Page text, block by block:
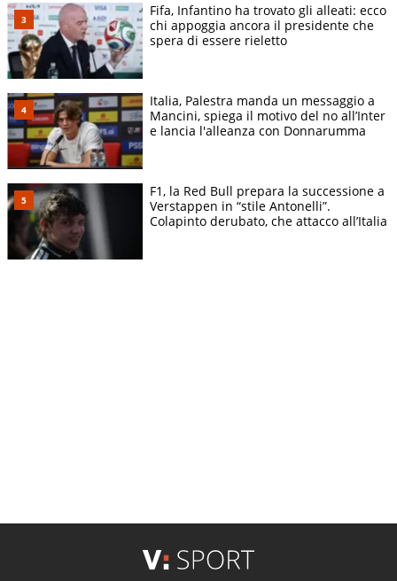
Fifa, Infantino ha trovato gli alleati: ecco
chi appoggia ancora il presidente che
spera di essere rieletto
Italia, Palestra manda un messaggio a
Mancini, spiega il motivo del no all’Inter
e lancia l'alleanza con Donnarumma
F1, la Red Bull prepara la successione a
Verstappen in “stile Antonelli”.
Colapinto derubato, che attacco all’Italia